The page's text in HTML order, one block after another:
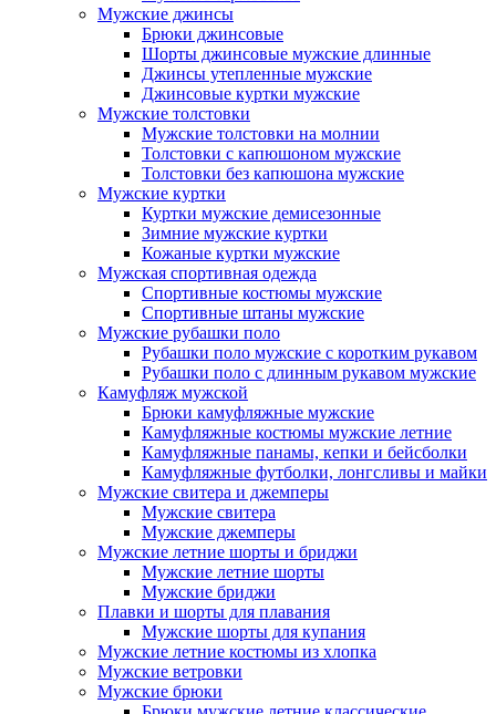
Мужские джинсы
Брюки джинсовые
Шорты джинсовые мужские длинные
Джинсы утепленные мужские
Джинсовые куртки мужские
Мужские толстовки
Мужские толстовки на молнии
Толстовки с капюшоном мужские
Толстовки без капюшона мужские
Мужские куртки
Куртки мужские демисезонные
Зимние мужские куртки
Кожаные куртки мужские
Мужская спортивная одежда
Спортивные костюмы мужские
Спортивные штаны мужские
Мужские рубашки поло
Рубашки поло мужские с коротким рукавом
Рубашки поло с длинным рукавом мужские
Камуфляж мужской
Брюки камуфляжные мужские
Камуфляжные костюмы мужские летние
Камуфляжные панамы, кепки и бейсболки
Камуфляжные футболки, лонгсливы и майки
Мужские свитера и джемперы
Мужские свитера
Мужские джемперы
Мужские летние шорты и бриджи
Мужские летние шорты
Мужские бриджи
Плавки и шорты для плавания
Мужские шорты для купания
Мужские летние костюмы из хлопка
Мужские ветровки
Мужские брюки